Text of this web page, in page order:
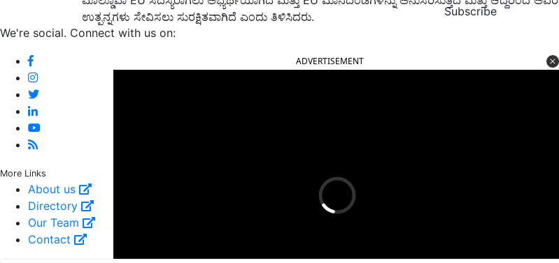
Subscribe
We're social. Connect with us on:
More Links
About us
Directory
Our Team
Contact
ಉತ್ಪನ್ನಗಳು ಸೇವಿಸಲು ಸುರಕ್ಷಿತವಾಗಿದೆ ಎಂದು ತಿಳಿಸಿದರು.